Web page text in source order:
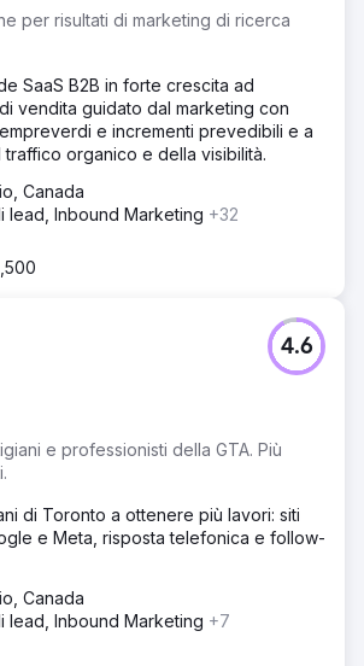
per risultati di marketing di ricerca
SaaS B2B in forte crescita ad
vendita guidato dal marketing con
e incrementi prevedibili e a
organico e della visibilità.
Canada
lead, Inbound Marketing +32
e professionisti della GTA. Più
4.6
di Toronto a ottenere più lavori: siti
e Meta, risposta telefonica e follow-
Canada
lead, Inbound Marketing +7